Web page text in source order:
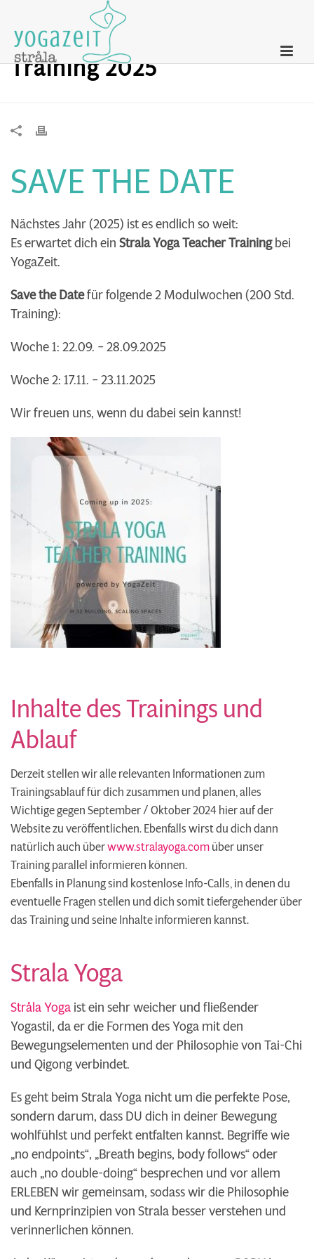
Strala Yoga Teacher
Training 2025
SAVE THE DATE
Nächstes Jahr (2025) ist es endlich so weit:
Es erwartet dich einStrala Yoga Teacher Trainingbei
YogaZeit.
Save the Datefür folgende 2 Modulwochen (200 Std.
Training):
Woche 1: 22.09. – 28.09.2025
Woche 2: 17.11. – 23.11.2025
Wir freuen uns, wenn du dabei sein kannst!
Inhalte des Trainings und
Ablauf
Derzeit stellen wir alle relevanten Informationen zum
Trainingsablauf für dich zusammen und planen, alles
Wichtige gegen September / Oktober 2024 hier auf der
Website zu veröffentlichen. Ebenfalls wirst du dich dann
natürlich auch überwww.stralayoga.comüber unser
Training parallel informieren können.
Ebenfalls in Planung sind kostenlose Info-Calls, in denen du
eventuelle Fragen stellen und dich somit tiefergehender über
das Training und seine Inhalte informieren kannst.
Strala Yoga
Stråla Yogaist ein sehr weicher und fließender
Yogastil, da er die Formen des Yoga mit den
Bewegungselementen und der Philosophie von Tai-Chi
und Qigong verbindet.
Es geht beim Strala Yoga nicht um die perfekte Pose,
sondern darum, dass DU dich in deiner Bewegung
wohlfühlst und perfekt entfalten kannst. Begriffe wie
„no endpoints“, „Breath begins, body follows“ oder
auch „no double-doing“ besprechen und vor allem
ERLEBEN wir gemeinsam, sodass wir die Philosophie
und Kernprinzipien von Strala besser verstehen und
verinnerlichen können.